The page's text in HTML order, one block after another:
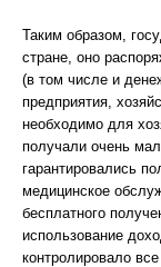
Таким образом,
стране, оно
(в том числе и
предприятия,
необходимо для
получали очень
гарантировались
медицинское
бесплатного
использование
контролировало